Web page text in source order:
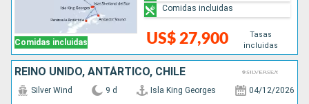
Comidas incluidas US$ 27,900
Tasas
incluidas
Comidas incluidas
REINO UNIDO, ANTÁRTICO, CHILE
Silver Wind 9 d Isla King Georges 04/12/2026